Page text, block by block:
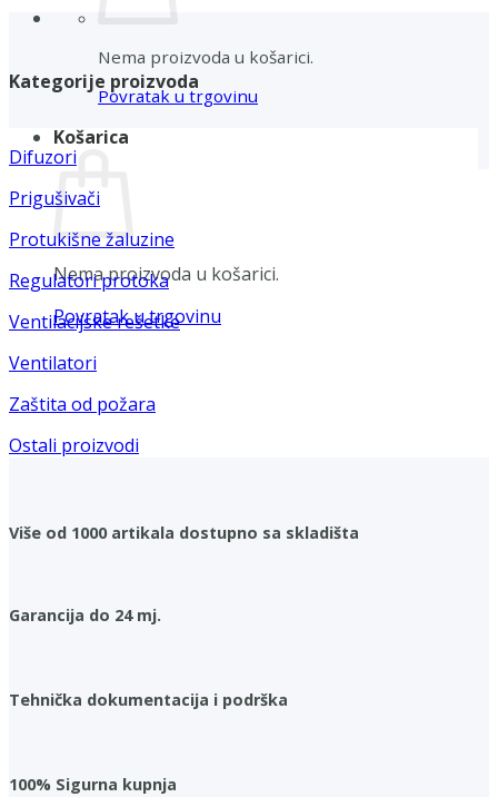
Nema proizvoda u košarici.
Povratak u trgovinu
Košarica
Nema proizvoda u košarici.
Povratak u trgovinu
Kategorije proizvoda
Difuzori
Prigušivači
Protukišne žaluzine
Regulatori protoka
Ventilacijske rešetke
Ventilatori
Zaštita od požara
Ostali proizvodi
Više od 1000 artikala dostupno sa skladišta
Garancija do 24 mj.
Tehnička dokumentacija i podrška
100% Sigurna kupnja